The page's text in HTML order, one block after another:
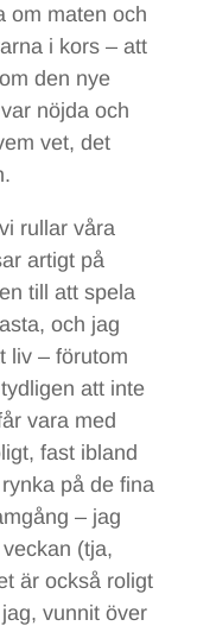
om maten och
i kors – att
den nye
nöjda och
vet, det
rullar våra
artigt på
till att spela
och jag
liv – förutom
att inte
vara med
fast ibland
på de fina
– jag
(tja,
är också roligt
vunnit över